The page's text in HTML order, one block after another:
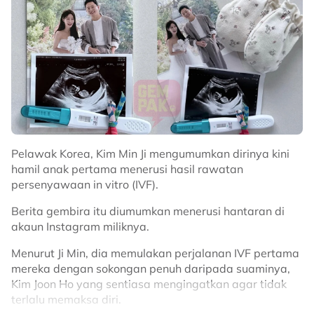
Pelawak Korea, Kim Min Ji mengumumkan dirinya kini
hamil anak pertama menerusi hasil rawatan
persenyawaan in vitro (IVF).
Berita gembira itu diumumkan menerusi hantaran di
akaun Instagram miliknya.
Menurut Ji Min, dia memulakan perjalanan IVF pertama
mereka dengan sokongan penuh daripada suaminya,
Kim Joon Ho yang sentiasa mengingatkan agar tidak
terlalu memaksa diri.